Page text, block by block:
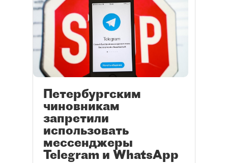
Петербургским
чиновникам
запретили
использовать
мессенджеры
Telegram и WhatsApp